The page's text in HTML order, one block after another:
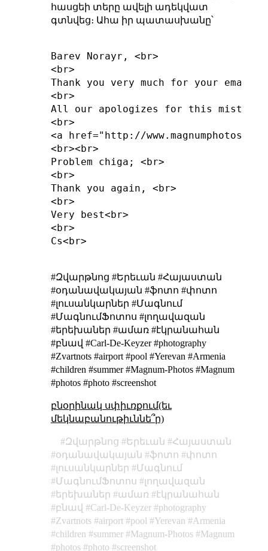
հասցեի տերը ավելի ադեկվատ
գտնվեց։ Ահա իր պատասխանը՝
Barev Norayr, <br>
<br>
Thank you very much for your email
<br>
All our apologizes for this
<br>
<a href="http://
<br><br>
Problem chiga; <br>
<br>
Thank you again, <br>
<br>
Very best<br>
<br>
Cs<br>
#Զվարթնոց #Երեւան #Հայաստան
#օդանավակայան #ֆոտո #փոտո
#լուսանկարներ #Մագնում
#ՄագնումՖոտոս #լողավազան
#երեխաներ #ամառ #էկրանահան
#բնավ #Carl-De-Keyzer #photography
#Zvartnots #airport #pool #Yerevan #Armenia
#children #summer #Magnum-Photos #Magnum
#photos #photo #screenshot
բնօրինակ սփիւռքում(եւ
մեկնաբանութիւննե՞ր)
Զվարթնոց Երեւան
Հայաստան
օդանավակայան
ֆոտո
փոտո
լուսանկարներ
Մագնում
ՄագնումՖոտոս
լողավազան
երեխաներ
ամառ
էկրանահան
բնավ
Carl-De-Keyzer
photography
Zvartnots
airport pool Yerevan
Armenia
children
summer Magnum-Photos
Magnum
photos
photo screenshot